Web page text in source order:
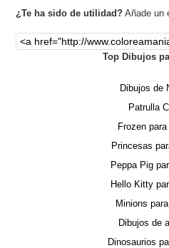
¿Te ha sido de utilidad? Añade un
Top Dibujos
Dibujos de
Patrulla
Frozen
Princesas
Peppa Pig
Hello Kitty
Minions
Dibujos de
Dinosaurios